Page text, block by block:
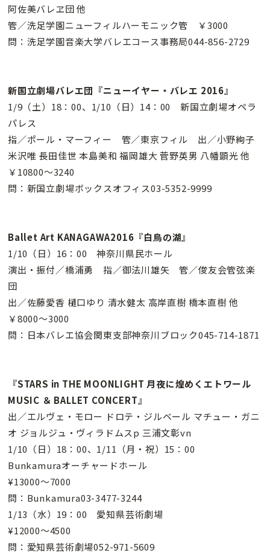
阿佐美バレヱ団 他
管／洗足学園ニューフィルハーモニック管 ￥3000
問：洗足学園音楽大学バレエコース事務局044-856-2729
新国立劇場バレエ団『ニューイヤー・バレエ 2016』
1/9（土）18：00、1/10（日）14：00 新国立劇場オペラ
パレス
指／ポール・マーフィー 管／東京フィル 出／小野絢子
米沢唯 長田佳世 本島美和 福岡雄大 菅野英男 八幡顕光 他
￥10800〜3240
問：新国立劇場ボックスオフィス03-5352-9999
Ballet Art KANAGAWA2016『白鳥の湖』
1/10（日）16：00 神奈川県民ホール
演出・振付／橋浦勇 指／御法川雄矢 管／俊友会管弦楽
団
出／佐藤愛香 樋口ゆり 清水健太 高岸直樹 橋本直樹 他
￥8000〜3000
問：日本バレエ協会関東支部神奈川ブロック045-714-1871
『STARS in THE MOONLIGHT 月夜に煌めくエトワール
MUSIC ＆ BALLET CONCERT』
出／エルヴェ・モロー ドロテ・ジルベール マチュー・ガニ
オ ジョルジュ・ヴィラドムスp 三浦文彰vn
1/10（日）18：00、1/11（月・祝）15：00
Bunkamuraオーチャードホール
¥13000〜7000
問：Bunkamura03-3477-3244
1/13（水）19：00 愛知県芸術劇場
¥12000〜4500
問：愛知県芸術劇場052-971-5609